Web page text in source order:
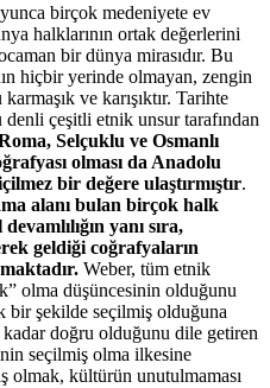
birçok medeniyete ev
halklarının ortak değerlerini
bir dünya mirasıdır. Bu
hiçbir yerinde olmayan, zengin
ve karışıktır. Tarihte
çeşitli etnik unsur tarafından
Selçuklu ve Osmanlı
olması da Anadolu
bir değere ulaştırmıştır.
alanı bulan birçok halk
yanı sıra,
geldiği coğrafyaların
Weber, tüm etnik
olma düşüncesinin olduğunu
bir şekilde seçilmiş olduğuna
doğru olduğunu dile getiren
seçilmiş olma ilkesine
olmak, kültürün unutulmaması